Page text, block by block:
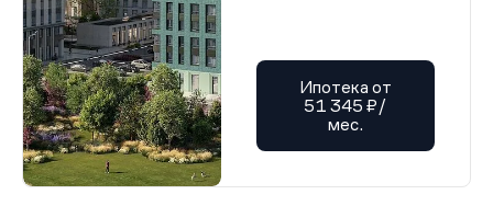
Ипотека от
51 345 ₽/
мес.